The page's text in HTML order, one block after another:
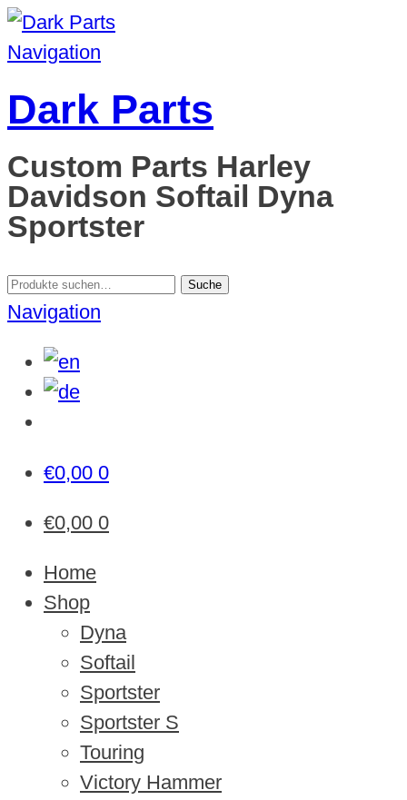
Navigation
Dark Parts
Custom Parts Harley
Davidson Softail Dyna
Sportster
Suche
nach:
Suche
Navigation
€0,00 0
€0,00 0
Home
Shop
Dyna
Softail
Sportster
Sportster S
Touring
Victory Hammer